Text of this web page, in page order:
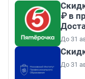
₽ в
До 31
До 31